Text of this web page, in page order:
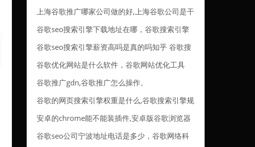
上海谷歌推广哪家公司做的好,上海谷歌公司是干
嘛的。
谷歌seo搜索引擎下载地址在哪，谷歌搜索引擎
入口2021
谷歌seo搜索引擎薪资高吗是真的吗知乎 谷歌搜
索引擎盈利模式
谷歌优化网站是什么软件，谷歌网站优化工具
谷歌推广gdn,谷歌推广怎么操作。
谷歌的网页搜索引擎权重是什么,谷歌搜索引擎规
则。
安卓的chrome能不能装插件,安卓版谷歌浏览器
能装插件吗。
谷歌seo公司宁波地址电话是多少，谷歌网络科